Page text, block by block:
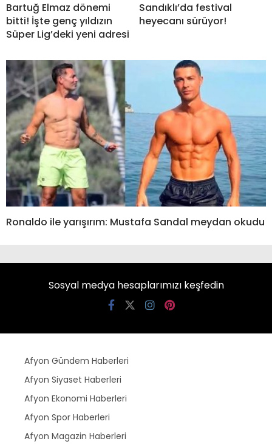
Bartuğ Elmaz dönemi
bitti! İşte genç yıldızın
Süper Lig’deki yeni adresi
Sandıklı’da festival
heyecanı sürüyor!
Ronaldo ile yarışırım: Mustafa Sandal meydan okudu
Sosyal medya hesaplarımızı keşfedin
Afyon Gündem Haberleri
Afyon Siyaset Haberleri
Afyon Ekonomi Haberleri
Afyon Spor Haberleri
Afyon Magazin Haberleri